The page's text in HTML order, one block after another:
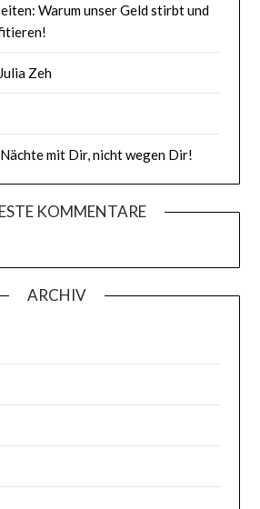
Warum unser Geld stirbt und
Zeh
mit Dir, nicht wegen Dir!
KOMMENTARE
ARCHIV